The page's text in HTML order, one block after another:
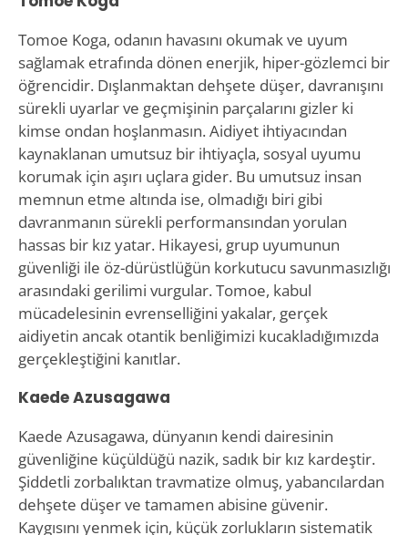
Tomoe Koga, odanın havasını okumak ve uyum
sağlamak etrafında dönen enerjik, hiper-gözlemci bir
öğrencidir. Dışlanmaktan dehşete düşer, davranışını
sürekli uyarlar ve geçmişinin parçalarını gizler ki
kimse ondan hoşlanmasın. Aidiyet ihtiyacından
kaynaklanan umutsuz bir ihtiyaçla, sosyal uyumu
korumak için aşırı uçlara gider. Bu umutsuz insan
memnun etme altında ise, olmadığı biri gibi
davranmanın sürekli performansından yorulan
hassas bir kız yatar. Hikayesi, grup uyumunun
güvenliği ile öz-dürüstlüğün korkutucu savunmasızlığı
arasındaki gerilimi vurgular. Tomoe, kabul
mücadelesinin evrenselliğini yakalar, gerçek
aidiyetin ancak otantik benliğimizi kucakladığımızda
gerçekleştiğini kanıtlar.
Kaede Azusagawa
Kaede Azusagawa, dünyanın kendi dairesinin
güvenliğine küçüldüğü nazik, sadık bir kız kardeştir.
Şiddetli zorbalıktan travmatize olmuş, yabancılardan
dehşete düşer ve tamamen abisine güvenir.
Kaygısını yenmek için, küçük zorlukların sistematik